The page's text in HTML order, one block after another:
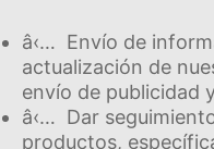
â‹… Enví­o de
actualización de
enví­o de publicidad
â‹… Dar
productos,